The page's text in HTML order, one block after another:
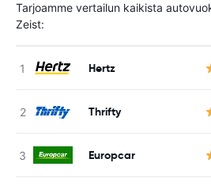
Tarjoamme vertailun kaikista
Zeist:
Hertz
Thrifty
Europcar